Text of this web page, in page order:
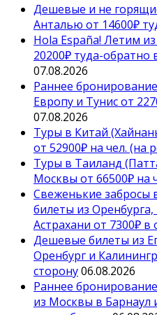
Дешевые и не
Анталью от 14600₽
Hola España! Летим
20200₽ туда-обратно
07.08.2026
Раннее
Европу и Тунис от
07.08.2026
Туры в Китай
от 52900₽ на чел. (на
Туры в Таиланд
Москвы от 66500₽ на
Свеженькие забросы
билеты из
Астрахани от 7300₽ в
Дешевые билеты из
Оренбург и
сторону06.08.2026
Раннее
из Москвы в Барнаул